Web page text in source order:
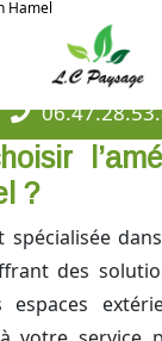
Hamel
?
spécialisée
des